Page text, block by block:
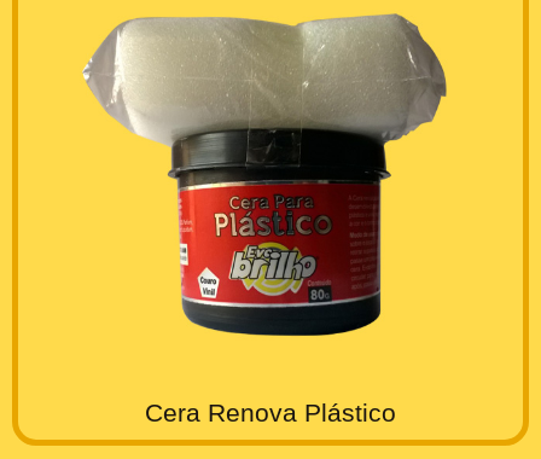
Cera Renova Plástico